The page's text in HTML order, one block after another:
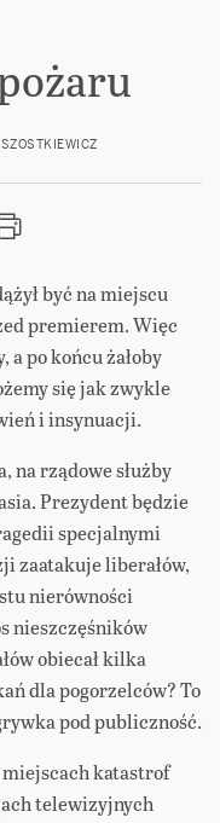
być na miejscu
premierem. Więc
po końcu żałoby
się jak zwykle
i insynuacji.
na rządowe służby
Prezydent będzie
specjalnymi
zaatakuje liberałów,
nierówności
nieszczęśników
obiecał kilka
dla pogorzelców? To
pod publiczność.
katastrof
telewizyjnych